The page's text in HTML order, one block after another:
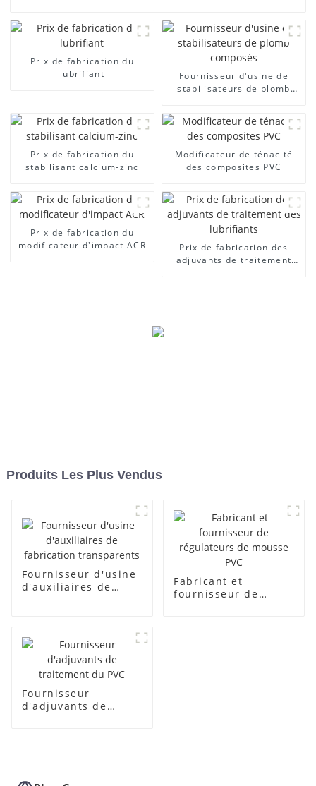
Prix ​​de fabrication du
lubrifiant
Fournisseur d'usine de
stabilisateurs de plomb
Prix ​​de fabrication du
stabilisant calcium-zinc
Modificateur de ténacité
des composites PVC
Prix ​​de fabrication du
modificateur d'impact ACR
Prix ​​de fabrication des
adjuvants de traitement
Produits Les Plus Vendus
Fournisseur d'usine
d'auxiliaires de
Fabricant et
fournisseur de
Fournisseur
d'adjuvants de